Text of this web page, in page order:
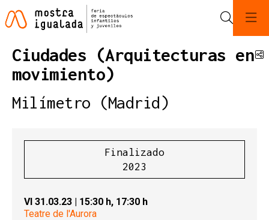
Ciudades (Arquitecturas en
movimiento)
Milímetro (Madrid)
Finalizado
2023
VI 31.03.23 | 15:30 h, 17:30 h
Teatre de l'Aurora